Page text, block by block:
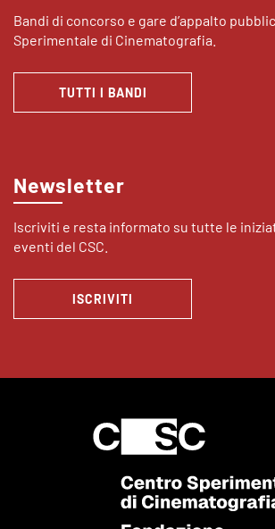
Bandi di concorso e gare d’appalto
Sperimentale di Cinematografia.
TUTTI I BANDI
Newsletter
Iscriviti e resta informato su tutte le
eventi del CSC.
ISCRIVITI